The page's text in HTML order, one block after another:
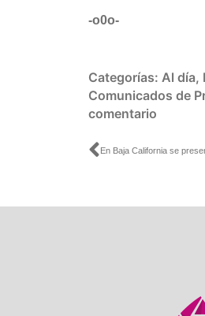
-o0o-
Categorías: Al día,
Comunicados de
comentario
Ant